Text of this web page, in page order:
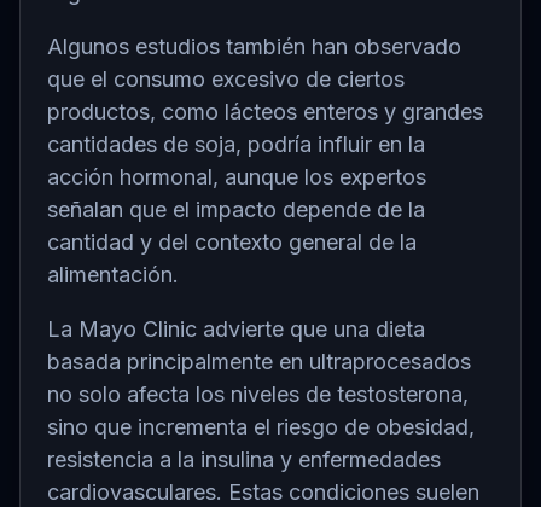
Algunos estudios también han observado
que el consumo excesivo de ciertos
productos, como lácteos enteros y grandes
cantidades de soja, podría influir en la
acción hormonal, aunque los expertos
señalan que el impacto depende de la
cantidad y del contexto general de la
alimentación.
La Mayo Clinic advierte que una dieta
basada principalmente en ultraprocesados
no solo afecta los niveles de testosterona,
sino que incrementa el riesgo de obesidad,
resistencia a la insulina y enfermedades
cardiovasculares. Estas condiciones suelen